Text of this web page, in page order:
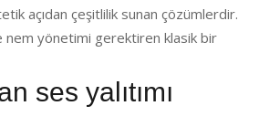
açıdan çeşitlilik sunan çözümlerdir.
nem yönetimi gerektiren klasik bir
ses yalıtımı